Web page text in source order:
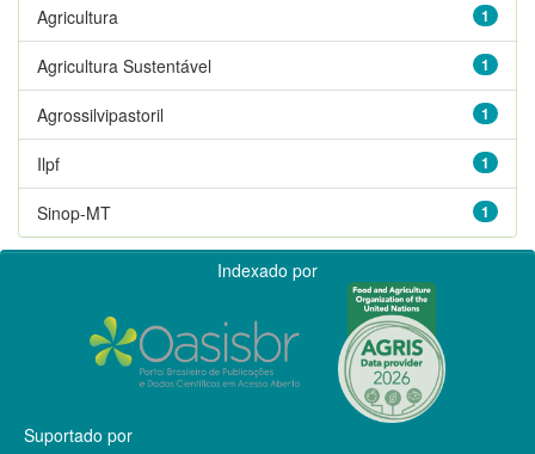
1
Agricultura
1
Agricultura Sustentável
1
Agrossilvipastoril
1
Ilpf
1
Sinop-MT
Indexado por
Suportado por